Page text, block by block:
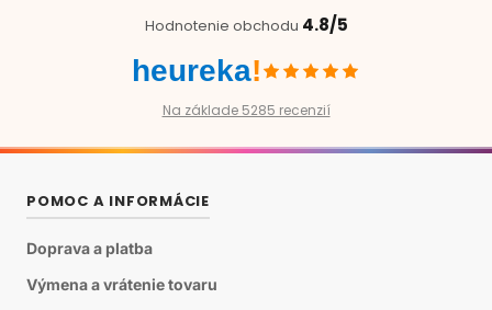
Hodnotenie obchodu 4.8/5
heureka!
Na základe 5285 recenzií
POMOC A INFORMÁCIE
Doprava a platba
Výmena a vrátenie tovaru